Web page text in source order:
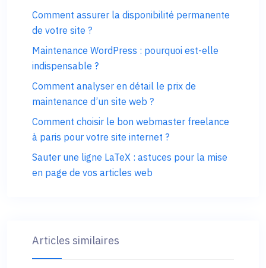
Comment assurer la disponibilité permanente
de votre site ?
Maintenance WordPress : pourquoi est-elle
indispensable ?
Comment analyser en détail le prix de
maintenance d’un site web ?
Comment choisir le bon webmaster freelance
à paris pour votre site internet ?
Sauter une ligne LaTeX : astuces pour la mise
en page de vos articles web
Articles similaires